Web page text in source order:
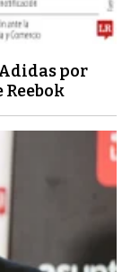
por
Reebok